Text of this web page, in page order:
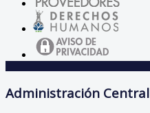
Administración Central